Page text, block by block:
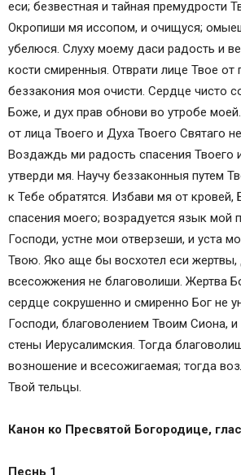
еси; безвестная и тайная премудрости
Окропиши мя иссопом, и очищуся;
убелюся. Слуху моему дaси рaдость и
кости смиренныя. Отврати лице Твое от
беззакония моя очисти. Сердце чисто
Боже, и дух прав обнови во утробе
от лица Твоего и Духа Твоего Святaго
Воздaждь ми рaдость спасения
утверди мя. Научу беззаконныя путем
к Тебе обратятся. Избaви мя от
спасения моего; возрaдуется язык мой
Господи, устне мои отверзеши, и устa
Твою. Яко aще бы восхотел еси жертвы,
всесожжения не благоволиши. Жертва
сердце сокрушенно и смиренно Бог не
Господи, благоволением Твоим Сиона,
стены Иерусалимския. Тогда
возношение и всесожигaемая; тогда
Твой тельцы.
Канон ко Пресвятой Богородице,
Песнь 1